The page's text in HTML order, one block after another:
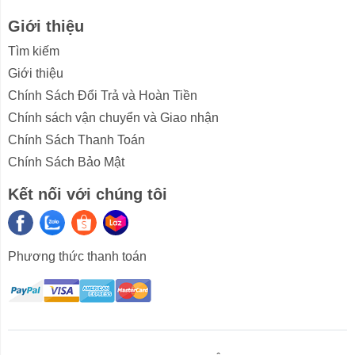
70% lượng hơi nước thoát ra ngoài giữ hương vị và
dinh dưỡng cho hạt cơm cũng như giúp nồi cơm luôn
khô ráo và không bị đọng nước.
Chi tiết các bộ phận của nồi cơm điện
nhanh và loại bỏ độ ẩm không cần thiết trong nồi cơm
khi gia nhiệt bằng cách ngăn chặn sự hình thành các
giọt nước và thay vào đó tạo thành một lớp màng nước
mỏng giữ hạt cơm luôn ấm, dẻo và bóng. Nắp trong có
mất điện và hạn chế cơm bị ôi, thiu do vi khuẩn bên
ngoài tác động. Nắp trong và nắp thoát hơi có thể tháo
rời để vệ sinh.
Giới thiệu
Tìm kiếm
Giới thiệu
Chính Sách Đổi Trả và Hoàn Tiền
Chính sách vận chuyển và Giao nhận
Chính Sách Thanh Toán
Chính Sách Bảo Mật
Kết nối với chúng tôi
Phương thức thanh toán